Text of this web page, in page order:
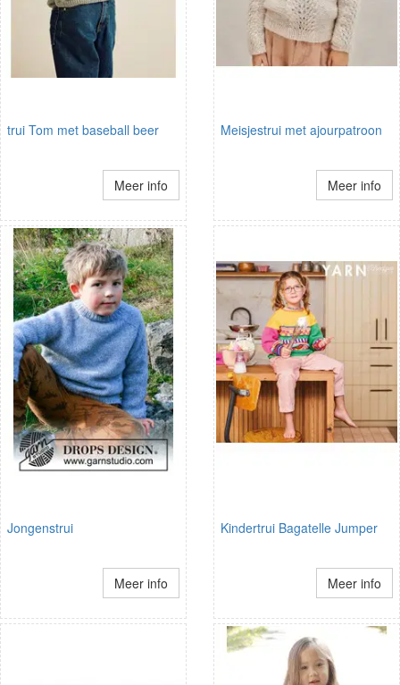
trui Tom met baseball beer
Meer info
Meisjestrui met ajourpatroon
Meer info
Jongenstrui
Meer info
Kindertrui Bagatelle Jumper
Meer info